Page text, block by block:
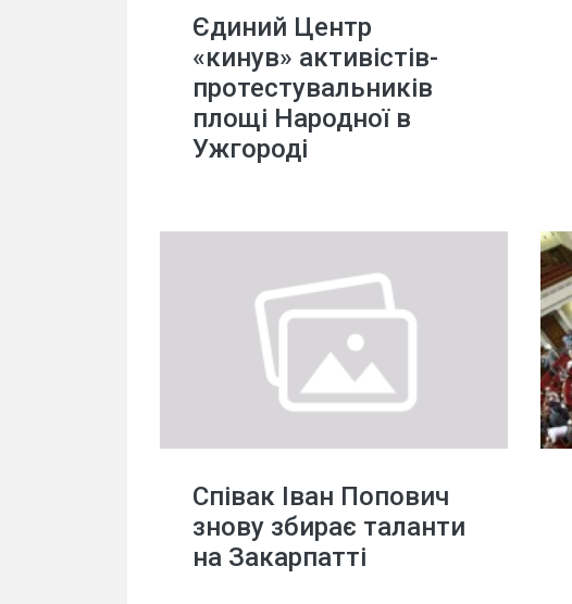
Єдиний Центр
«кинув» активістів-
протестувальників
площі Народної в
Ужгороді
Співак Іван Попович
знову збирає таланти
на Закарпатті